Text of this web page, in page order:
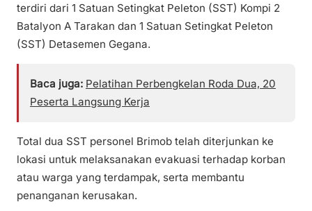
terdiri dari 1 Satuan Setingkat Peleton (SST) Kompi 2
Batalyon A Tarakan dan 1 Satuan Setingkat Peleton
(SST) Detasemen Gegana.
Baca juga: Pelatihan Perbengkelan Roda Dua, 20
Peserta Langsung Kerja
Total dua SST personel Brimob telah diterjunkan ke
lokasi untuk melaksanakan evakuasi terhadap korban
atau warga yang terdampak, serta membantu
penanganan kerusakan.